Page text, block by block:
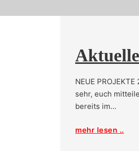
NEUE
sehr, euch
bereits im…
mehr lesen ..